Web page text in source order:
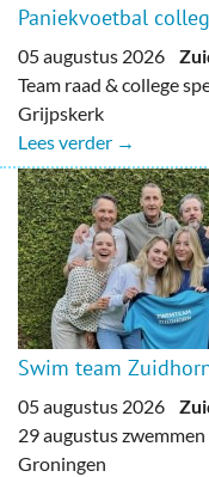
Paniekvoetbal
05 augustus 2026
Team raad & college
Grijpskerk
Lees verder →
Swim team
05 augustus 2026
29 augustus
Groningen